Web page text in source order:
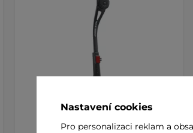
Nastavení cookies
Pro personalizaci reklam a